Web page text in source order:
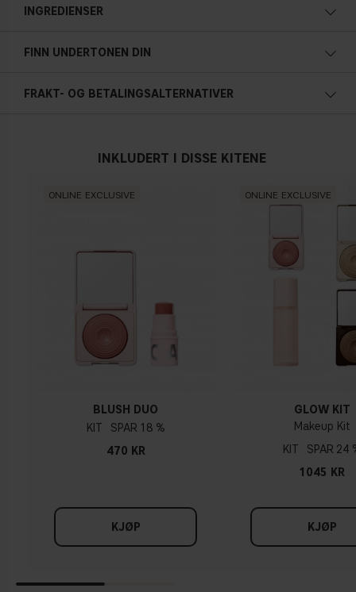
Soft focus-finish
Prisma-teknologi
4.5 g / 0.16 oz
For bruk i hele ansiktet og på kroppen
Subtilt skimmer
Prisma-teknologi
4.5 g / 0.16 oz
INGREDIENSER
FINN UNDERTONEN DIN
Blå, rosa eller rødlig hud
Gul, olivenfarget eller gyllen hud
FRAKT- OG BETALINGSALTERNATIVER
INKLUDERT I DISSE KITENE
ONLINE EXCLUSIVE
BLUSH DUO
KIT
18 %
470 KR
KJØP
ONLINE EXCLUSIVE
GLOW KIT
Makeup Kit
KIT
24
1045 KR
KJØP